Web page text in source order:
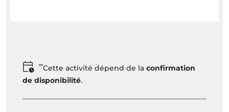
**Cette activité dépend de la confirmation
de disponibilité.